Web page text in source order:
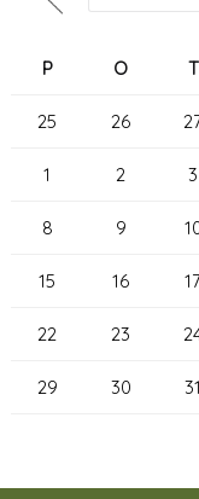
P O T
25 26
1 2 3
8 9
15 16
22 23
29 30 31